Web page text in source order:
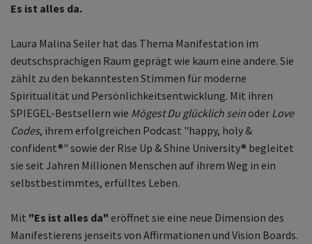
Es ist alles da.
Laura Malina Seiler hat das Thema Manifestation im
deutschsprachigen Raum geprägt wie kaum eine andere. Sie
zählt zu den bekanntesten Stimmen für moderne
Spiritualität und Persönlichkeitsentwicklung. Mit ihren
SPIEGEL-Bestsellern wie Mögest Du glücklich sein oder Love
Codes, ihrem erfolgreichen Podcast "happy, holy &
confident®" sowie der Rise Up & Shine University® begleitet
sie seit Jahren Millionen Menschen auf ihrem Weg in ein
selbstbestimmtes, erfülltes Leben.
Mit "Es ist alles da" eröffnet sie eine neue Dimension des
Manifestierens jenseits von Affirmationen und Vision Boards.